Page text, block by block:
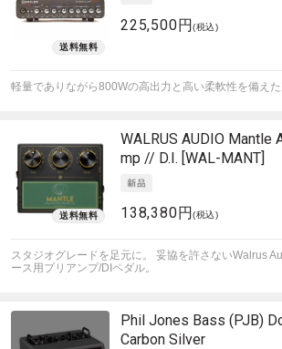
225,500円(税込)
軽量でありながら800Wの高出力と高い柔軟性を備えた
WALRUS AUDIO Mantle
mp // D.I. [WAL-MANT]
138,380円(税込)
スタジオグレードを足元に。 妥協を許さないWalrus
ース用プリアンプ/DIペダル。
Phil Jones Bass (PJB)
Carbon Silver